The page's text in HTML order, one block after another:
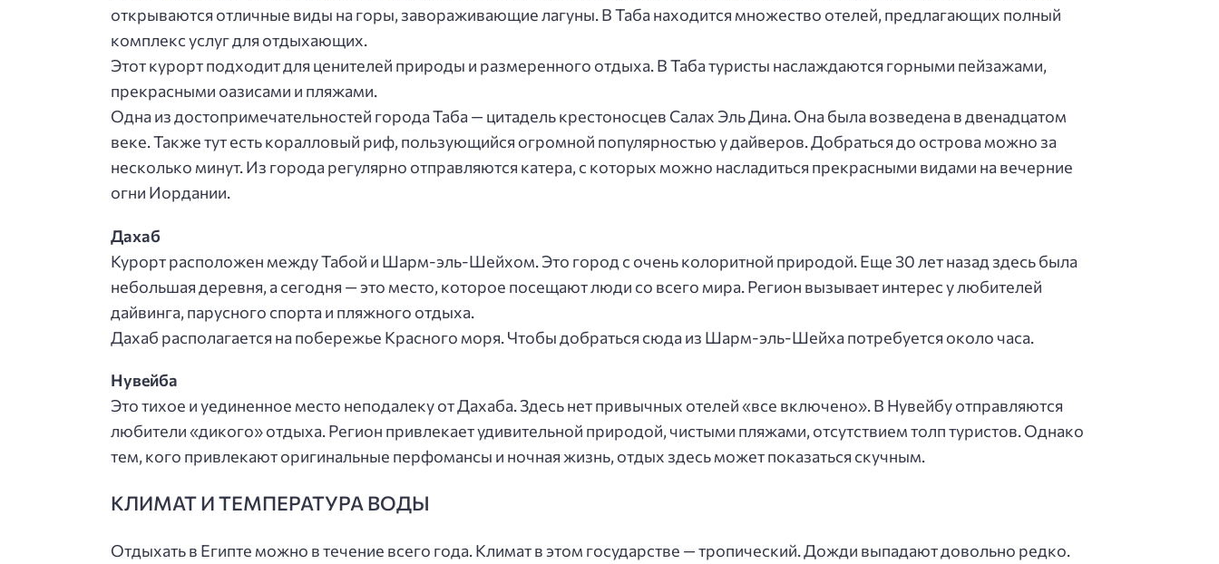
открываются отличные виды на горы, завораживающие лагуны. В Таба находится множество отелей, предлагающих полный
комплекс услуг для отдыхающих.
Этот курорт подходит для ценителей природы и размеренного отдыха. В Таба туристы наслаждаются горными пейзажами,
прекрасными оазисами и пляжами.
Одна из достопримечательностей города Таба — цитадель крестоносцев Салах Эль Дина. Она была возведена в двенадцатом
веке. Также тут есть коралловый риф, пользующийся огромной популярностью у дайверов. Добраться до острова можно за
несколько минут. Из города регулярно отправляются катера, с которых можно насладиться прекрасными видами на вечерние
огни Иордании.
Дахаб
Курорт расположен между Табой и Шарм-эль-Шейхом. Это город с очень колоритной природой. Еще 30 лет назад здесь была
небольшая деревня, а сегодня — это место, которое посещают люди со всего мира. Регион вызывает интерес у любителей
дайвинга, парусного спорта и пляжного отдыха.
Дахаб располагается на побережье Красного моря. Чтобы добраться сюда из Шарм-эль-Шейха потребуется около часа.
Нувейба
Это тихое и уединенное место неподалеку от Дахаба. Здесь нет привычных отелей «все включено». В Нувейбу отправляются
любители «дикого» отдыха. Регион привлекает удивительной природой, чистыми пляжами, отсутствием толп туристов. Однако
тем, кого привлекают оригинальные перфомансы и ночная жизнь, отдых здесь может показаться скучным.
КЛИМАТ И ТЕМПЕРАТУРА ВОДЫ
Отдыхать в Египте можно в течение всего года. Климат в этом государстве — тропический. Дожди выпадают довольно редко.